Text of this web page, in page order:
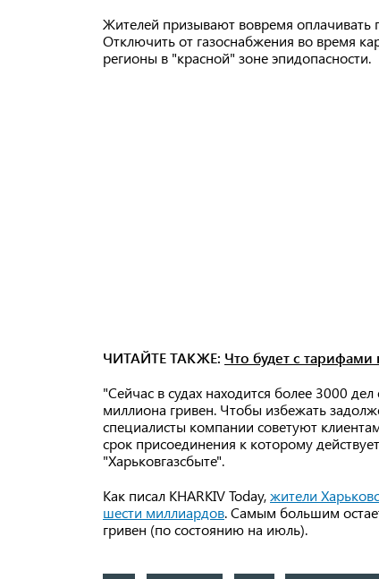
Жителей призывают вовремя оплачивать
Отключить от газоснабжения во время
регионы в "красной" зоне эпидопасности.
ЧИТАЙТЕ ТАКЖЕ: Что будет с тарифами
"Сейчас в судах находится более 3000
миллиона гривен. Чтобы избежать
специалисты компании советуют
срок присоединения к которому
"Харьковгазсбыте".
Как писал KHARKIV Today,жители
шести миллиардов. Самым большим
гривен (по состоянию на июль).